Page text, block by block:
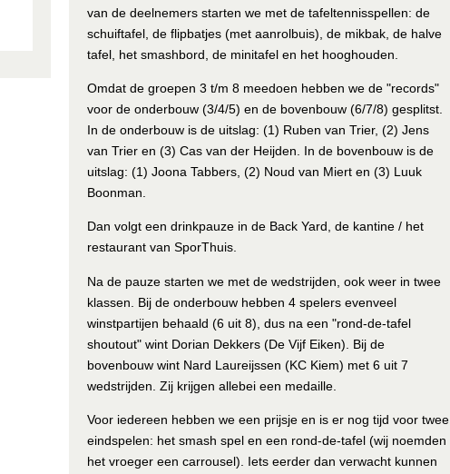
van de deelnemers starten we met de tafeltennisspellen: de
schuiftafel, de flipbatjes (met aanrolbuis), de mikbak, de halve
tafel, het smashbord, de minitafel en het hooghouden.
Omdat de groepen 3 t/m 8 meedoen hebben we de "records"
voor de onderbouw (3/4/5) en de bovenbouw (6/7/8) gesplitst.
In de onderbouw is de uitslag: (1) Ruben van Trier, (2) Jens
van Trier en (3) Cas van der Heijden. In de bovenbouw is de
uitslag: (1) Joona Tabbers, (2) Noud van Miert en (3) Luuk
Boonman.
Dan volgt een drinkpauze in de Back Yard, de kantine / het
restaurant van SporThuis.
Na de pauze starten we met de wedstrijden, ook weer in twee
klassen. Bij de onderbouw hebben 4 spelers evenveel
winstpartijen behaald (6 uit 8), dus na een "rond-de-tafel
shoutout" wint Dorian Dekkers (De Vijf Eiken). Bij de
bovenbouw wint Nard Laureijssen (KC Kiem) met 6 uit 7
wedstrijden. Zij krijgen allebei een medaille.
Voor iedereen hebben we een prijsje en is er nog tijd voor twee
eindspelen: het smash spel en een rond-de-tafel (wij noemden
het vroeger een carrousel). Iets eerder dan verwacht kunnen